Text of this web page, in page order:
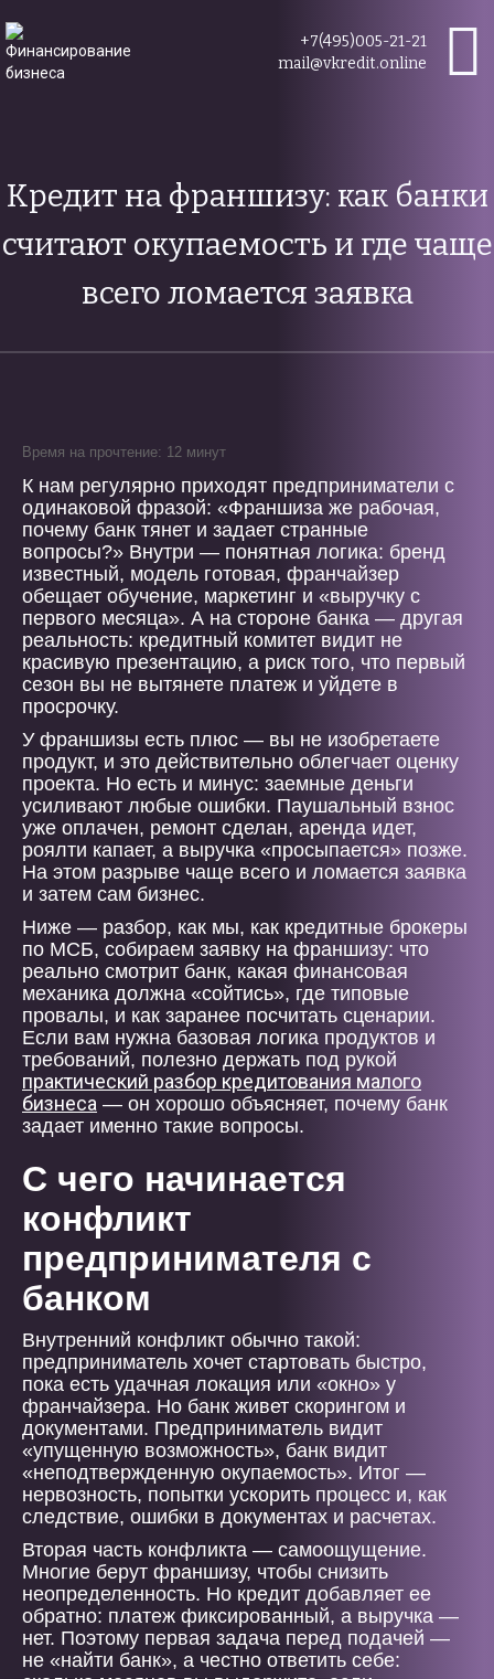
+7(495)005-21-21
mail@vkredit.online
Кредит на франшизу: как банки
считают окупаемость и где чаще
всего ломается заявка
Время на прочтение: 12 минут
К нам регулярно приходят предприниматели с
одинаковой фразой: «Франшиза же рабочая,
почему банк тянет и задает странные
вопросы?» Внутри — понятная логика: бренд
известный, модель готовая, франчайзер
обещает обучение, маркетинг и «выручку с
первого месяца». А на стороне банка — другая
реальность: кредитный комитет видит не
красивую презентацию, а риск того, что первый
сезон вы не вытянете платеж и уйдете в
просрочку.
У франшизы есть плюс — вы не изобретаете
продукт, и это действительно облегчает оценку
проекта. Но есть и минус: заемные деньги
усиливают любые ошибки. Паушальный взнос
уже оплачен, ремонт сделан, аренда идет,
роялти капает, а выручка «просыпается» позже.
На этом разрыве чаще всего и ломается заявка
и затем сам бизнес.
Ниже — разбор, как мы, как кредитные брокеры
по МСБ, собираем заявку на франшизу: что
реально смотрит банк, какая финансовая
механика должна «сойтись», где типовые
провалы, и как заранее посчитать сценарии.
Если вам нужна базовая логика продуктов и
требований, полезно держать под рукой
практический разбор кредитования малого
бизнеса — он хорошо объясняет, почему банк
задает именно такие вопросы.
С чего начинается
конфликт
предпринимателя с
банком
Внутренний конфликт обычно такой:
предприниматель хочет стартовать быстро,
пока есть удачная локация или «окно» у
франчайзера. Но банк живет скорингом и
документами. Предприниматель видит
«упущенную возможность», банк видит
«неподтвержденную окупаемость». Итог —
нервозность, попытки ускорить процесс и, как
следствие, ошибки в документах и расчетах.
Вторая часть конфликта — самоощущение.
Многие берут франшизу, чтобы снизить
неопределенность. Но кредит добавляет ее
обратно: платеж фиксированный, а выручка —
нет. Поэтому первая задача перед подачей —
не «найти банк», а честно ответить себе: